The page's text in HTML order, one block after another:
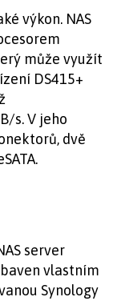
výkon. NAS
může využít
DS415+
s. V jeho
dvě
server
vlastním
Synology